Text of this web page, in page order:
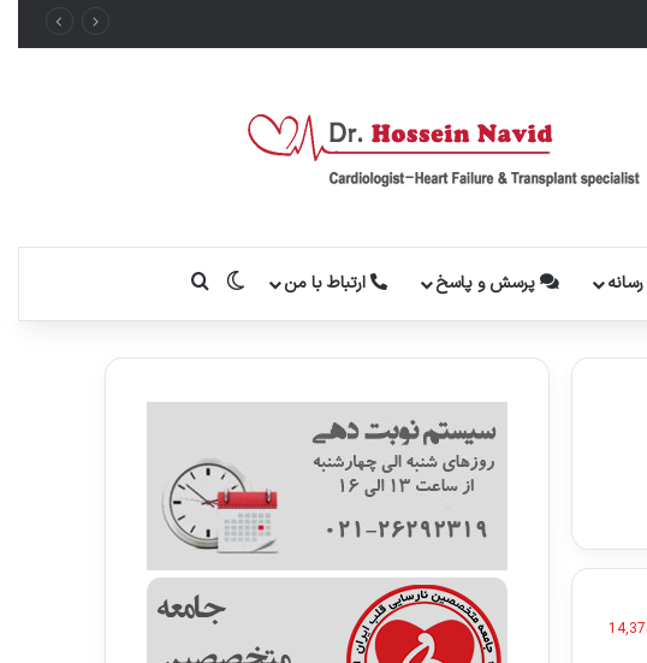
رسانه پرسش و پاسخ ارتباط با من تغییر پوسته